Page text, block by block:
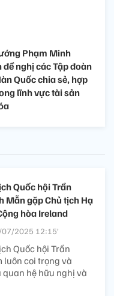
Phạm Minh
đề nghị các Tập đoàn
Quốc chia sẻ, hợp
lĩnh vực tài sản
Quốc hội Trần
Mẫn gặp Chủ tịch Hạ
hòa Ireland
2025 12:15’
Quốc hội Trần
luôn coi trọng và
quan hệ hữu nghị và